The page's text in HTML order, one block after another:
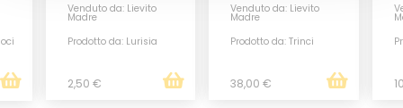
Venduto da: Lievito
Madre
Prodotto da: Lurisia
2,50 €
Venduto da: Lievito
Madre
Prodotto da: Trinci
38,00 €